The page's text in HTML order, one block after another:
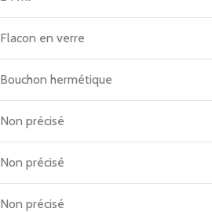
Flacon en verre
Bouchon hermétique
Non précisé
Non précisé
Non précisé